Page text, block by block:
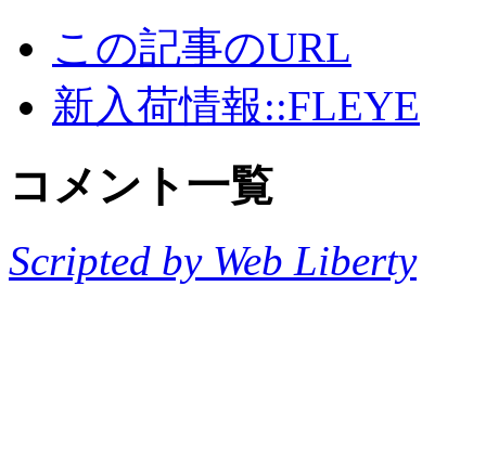
この記事のURL
新入荷情報::FLEYE
コメント一覧
Scripted by Web Liberty